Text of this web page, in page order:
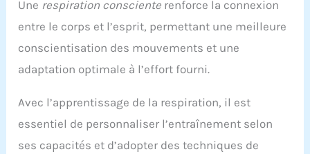
Une respiration consciente renforce la connexion
entre le corps et l’esprit, permettant une meilleure
conscientisation des mouvements et une
adaptation optimale à l’effort fourni.
Avec l’apprentissage de la respiration, il est
essentiel de personnaliser l’entraînement selon
ses capacités et d’adopter des techniques de